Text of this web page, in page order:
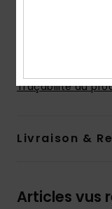
Traçabilité du
Livraison &
Articles vus